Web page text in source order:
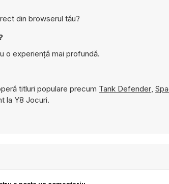
din browserul tău?
o experiență mai profundă.
titluri populare precum Tank Defender,
la Y8 Jocuri.